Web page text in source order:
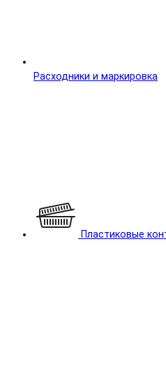
Расходники и маркировка
Пластиковые